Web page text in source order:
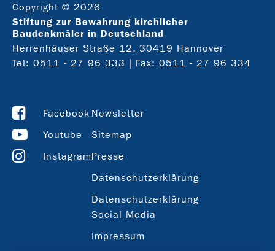
Copyright © 2026
Stiftung zur Bewahrung kirchlicher
Baudenkmäler in Deutschland
Herrenhäuser Straße 12, 30419 Hannover
Tel: 0511 - 27 96 333 | Fax: 0511 - 27 96 334
Facebook
Youtube
Instagram
Newsletter
Sitemap
Presse
Datenschutzerklärung
Datenschutzerklärung
Social Media
Impressum